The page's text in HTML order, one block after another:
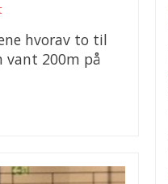
hvorav to til
vant 200m på